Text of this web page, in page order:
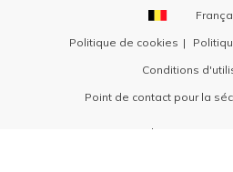
Politique de cookies
Conditions
Point de contact pour la
Copyright 2026